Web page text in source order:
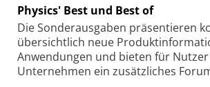
Physics' Best und Best of
Die Sonder­ausgaben präsentieren
übersichtlich neue
Anwendungen und bieten für
Unternehmen ein zusätzliches